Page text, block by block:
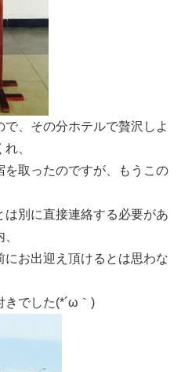
、その分ホテルで贅沢しよ
、
取ったのですが、もうこの
別に直接連絡する必要があ
にお出迎え頂けるとは思わな
きでした(*´ω｀)